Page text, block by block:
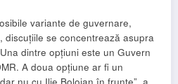
variante de guvernare,
discuțiile se concentrează asupra
dintre opțiuni este un Guvern
A doua opțiune ar fi un